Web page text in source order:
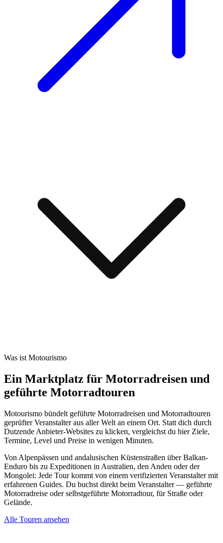
Was ist Motourismo
Ein Marktplatz für Motorradreisen und
geführte Motorradtouren
Motourismo bündelt geführte Motorradreisen und Motorradtouren
geprüfter Veranstalter aus aller Welt an einem Ort. Statt dich durch
Dutzende Anbieter-Websites zu klicken, vergleichst du hier Ziele,
Termine, Level und Preise in wenigen Minuten.
Von Alpenpässen und andalusischen Küstenstraßen über Balkan-
Enduro bis zu Expeditionen in Australien, den Anden oder der
Mongolei: Jede Tour kommt von einem verifizierten Veranstalter mit
erfahrenen Guides. Du buchst direkt beim Veranstalter — geführte
Motorradreise oder selbstgeführte Motorradtour, für Straße oder
Gelände.
Alle Touren ansehen